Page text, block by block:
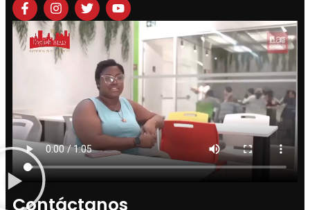
Contáctanos